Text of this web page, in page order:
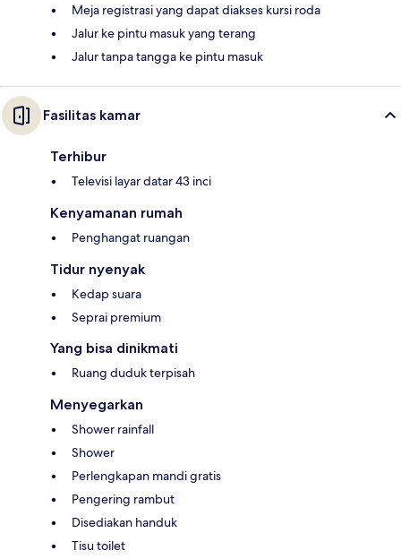
Meja registrasi yang dapat diakses kursi roda
Jalur ke pintu masuk yang terang
Jalur tanpa tangga ke pintu masuk
Fasilitas kamar
Terhibur
Televisi layar datar 43 inci
Kenyamanan rumah
Penghangat ruangan
Tidur nyenyak
Kedap suara
Seprai premium
Yang bisa dinikmati
Ruang duduk terpisah
Menyegarkan
Shower rainfall
Shower
Perlengkapan mandi gratis
Pengering rambut
Disediakan handuk
Tisu toilet